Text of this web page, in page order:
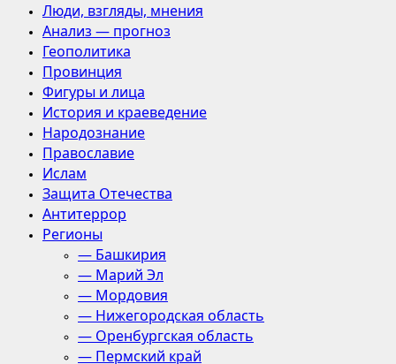
Люди, взгляды, мнения
Анализ — прогноз
Геополитика
Провинция
Фигуры и лица
История и краеведение
Народознание
Православие
Ислам
Защита Отечества
Антитеррор
Регионы
— Башкирия
— Марий Эл
— Мордовия
— Нижегородская область
— Оренбургская область
— Пермский край